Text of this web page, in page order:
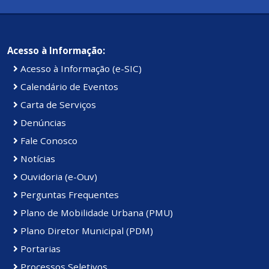
Acesso à Informação:
Acesso à Informação (e-SIC)
Calendário de Eventos
Carta de Serviços
Denúncias
Fale Conosco
Notícias
Ouvidoria (e-Ouv)
Perguntas Frequentes
Plano de Mobilidade Urbana (PMU)
Plano Diretor Municipal (PDM)
Portarias
Processos Seletivos